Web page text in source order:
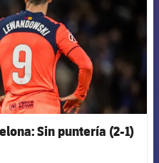
Sin puntería (2-1)